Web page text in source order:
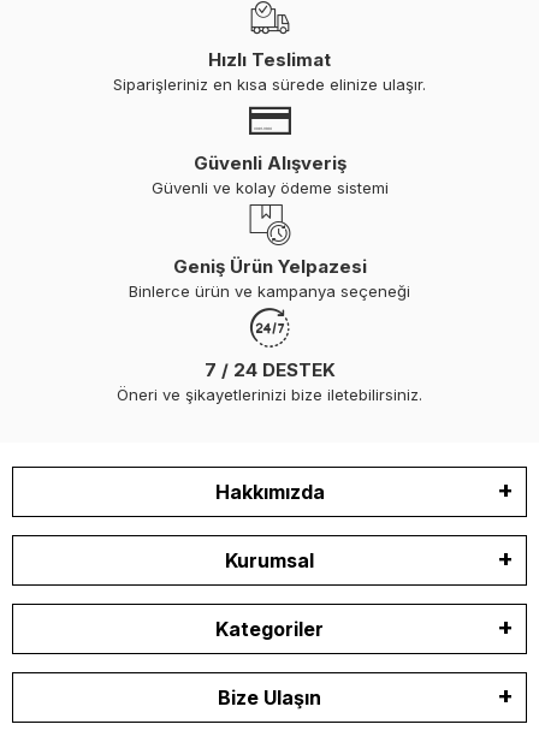
Hızlı Teslimat
Siparişleriniz en kısa sürede elinize ulaşır.
Güvenli Alışveriş
Güvenli ve kolay ödeme sistemi
Geniş Ürün Yelpazesi
Binlerce ürün ve kampanya seçeneği
7 / 24 DESTEK
Öneri ve şikayetlerinizi bize iletebilirsiniz.
Hakkımızda
Kurumsal
Kategoriler
Bize Ulaşın